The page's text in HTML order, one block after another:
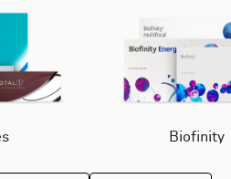
Biofinity